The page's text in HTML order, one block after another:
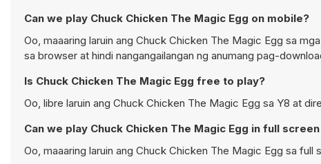
Can we play Chuck Chicken The Magic Egg on mobile?
Oo, maaaring laruin ang Chuck Chicken The Magic Egg sa
sa browser at hindi nangangailangan ng anumang pag-
Is Chuck Chicken The Magic Egg free to play?
Oo, libre laruin ang Chuck Chicken The Magic Egg sa Y8 at
Can we play Chuck Chicken The Magic Egg in full
Oo, maaaring laruin ang Chuck Chicken The Magic Egg sa